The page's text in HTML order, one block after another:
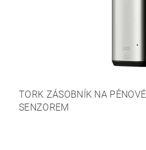
TORK ZÁSOBNÍK NA
SENZOREM